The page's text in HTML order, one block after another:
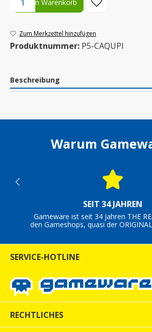
In den Warenkorb
Zum Merkzettel hinzufügen
Produktnummer: P5-CAQUPI
Beschreibung
Warum
SEIT 34 JAHREN
Gameware ist seit 34 Jahren THE
den Gameshops, quasi der
SERVICE-HOTLINE
RECHTLICHES